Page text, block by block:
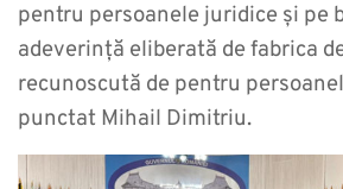
pentru persoanele juridice și pe
adeverință eliberată de fabrica
recunoscută de pentru
punctat Mihail Dimitriu.